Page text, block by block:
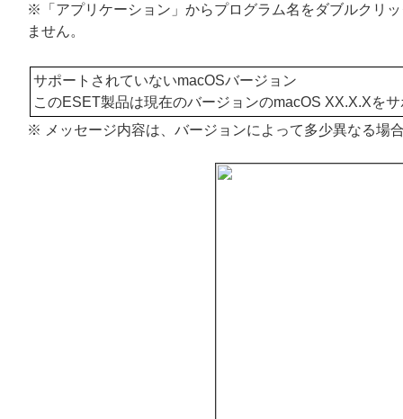
※「アプリケーション」からプログラム名をダブルクリ
ません。
サポートされていないmacOSバージョン
このESET製品は現在のバージョンのmacOS XX.X.Xを
※ メッセージ内容は、バージョンによって多少異なる場